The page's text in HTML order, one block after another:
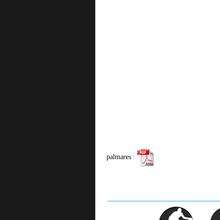
palmares :